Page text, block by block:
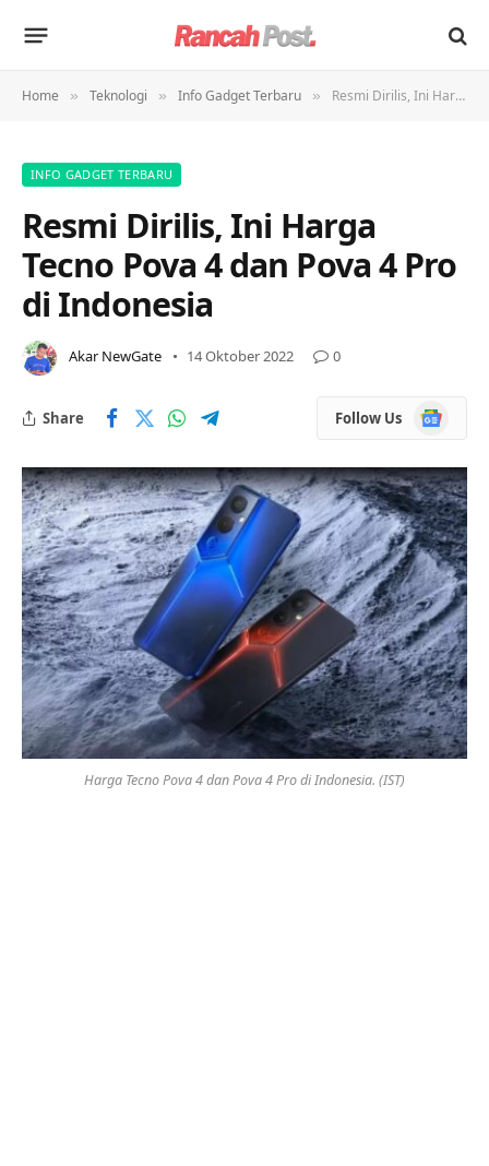
Home » Teknologi » Info Gadget Terbaru » Resmi Dirilis, Ini Harga Tecno Pova 4 dan Pova 4 Pro di Indonesia
INFO GADGET TERBARU
Resmi Dirilis, Ini Harga
Tecno Pova 4 dan Pova 4 Pro
di Indonesia
Akar NewGate 14 Oktober 2022 0
Share Follow Us
Google
News
Harga Tecno Pova 4 dan Pova 4 Pro di Indonesia. (IST)